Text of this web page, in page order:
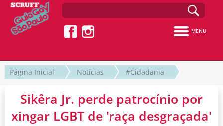
MENU
Página Inicial Notícias #Cidadania
Sikêra Jr. perde patrocínio por
xingar LGBT de 'raça desgraçada'